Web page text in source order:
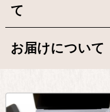
て
お届けについて